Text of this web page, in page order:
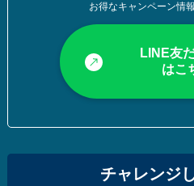
お得なキャンペーン情
LINE友
はこ
チャレンジ